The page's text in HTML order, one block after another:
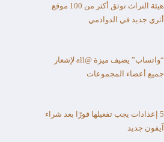
هيئة التراث توثق أكثر من 100 موقع
أثري جديد في الدوادمي
“واتساب” يضيف ميزة @all لإشعار
جميع أعضاء المجموعات
5 إعدادات يجب تفعيلها فورًا بعد شراء
آيفون جديد